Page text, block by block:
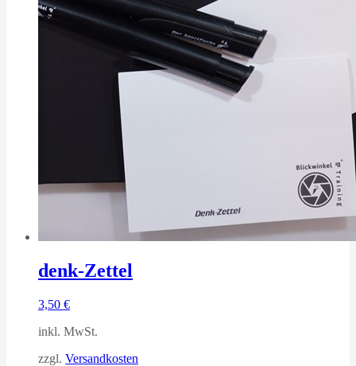
denk-Zettel
3,50 €
inkl. MwSt.
zzgl. Versandkosten